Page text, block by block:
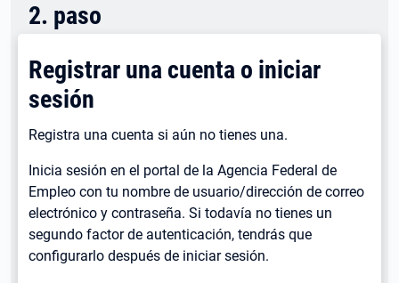
2. paso
Registrar una cuenta o iniciar
sesión
Registra una cuenta si aún no tienes una.
Inicia sesión en el portal de la Agencia Federal de
Empleo con tu nombre de usuario/dirección de correo
electrónico y contraseña. Si todavía no tienes un
segundo factor de autenticación, tendrás que
configurarlo después de iniciar sesión.